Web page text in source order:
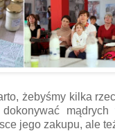
żebyśmy kilka
mądrych
jego zakupu, ale